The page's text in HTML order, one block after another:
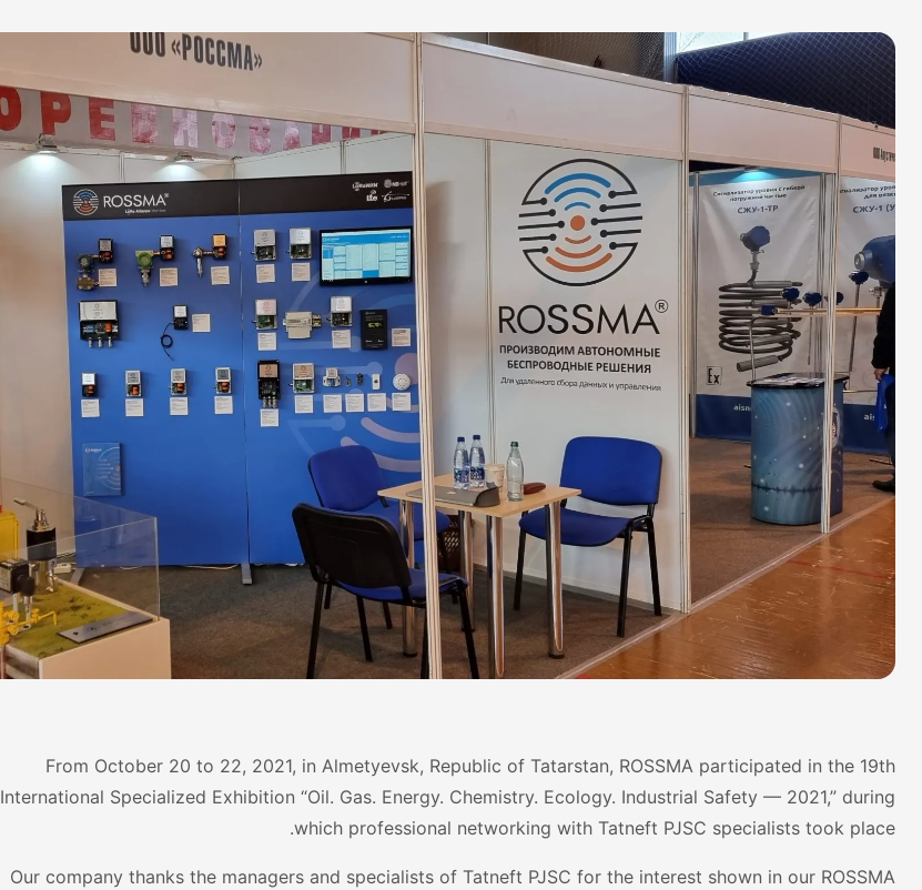
From October 20 to 22, 2021, in Almetyevsk, Republic of Tatarstan, ROSSMA participated in the 19th
International Specialized Exhibition “Oil. Gas. Energy. Chemistry. Ecology. Industrial Safety — 2021,” during
which professional networking with Tatneft PJSC specialists took place.
Our company thanks the managers and specialists of Tatneft PJSC for the interest shown in our ROSSMA